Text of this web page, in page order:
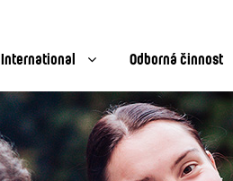
International Odborná činnost